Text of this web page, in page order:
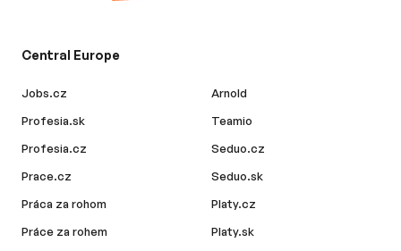
Central Europe
Jobs.cz
Profesia.sk
Profesia.cz
Prace.cz
Práca za rohom
Práce za rohem
Arnold
Teamio
Seduo.cz
Seduo.sk
Platy.cz
Platy.sk